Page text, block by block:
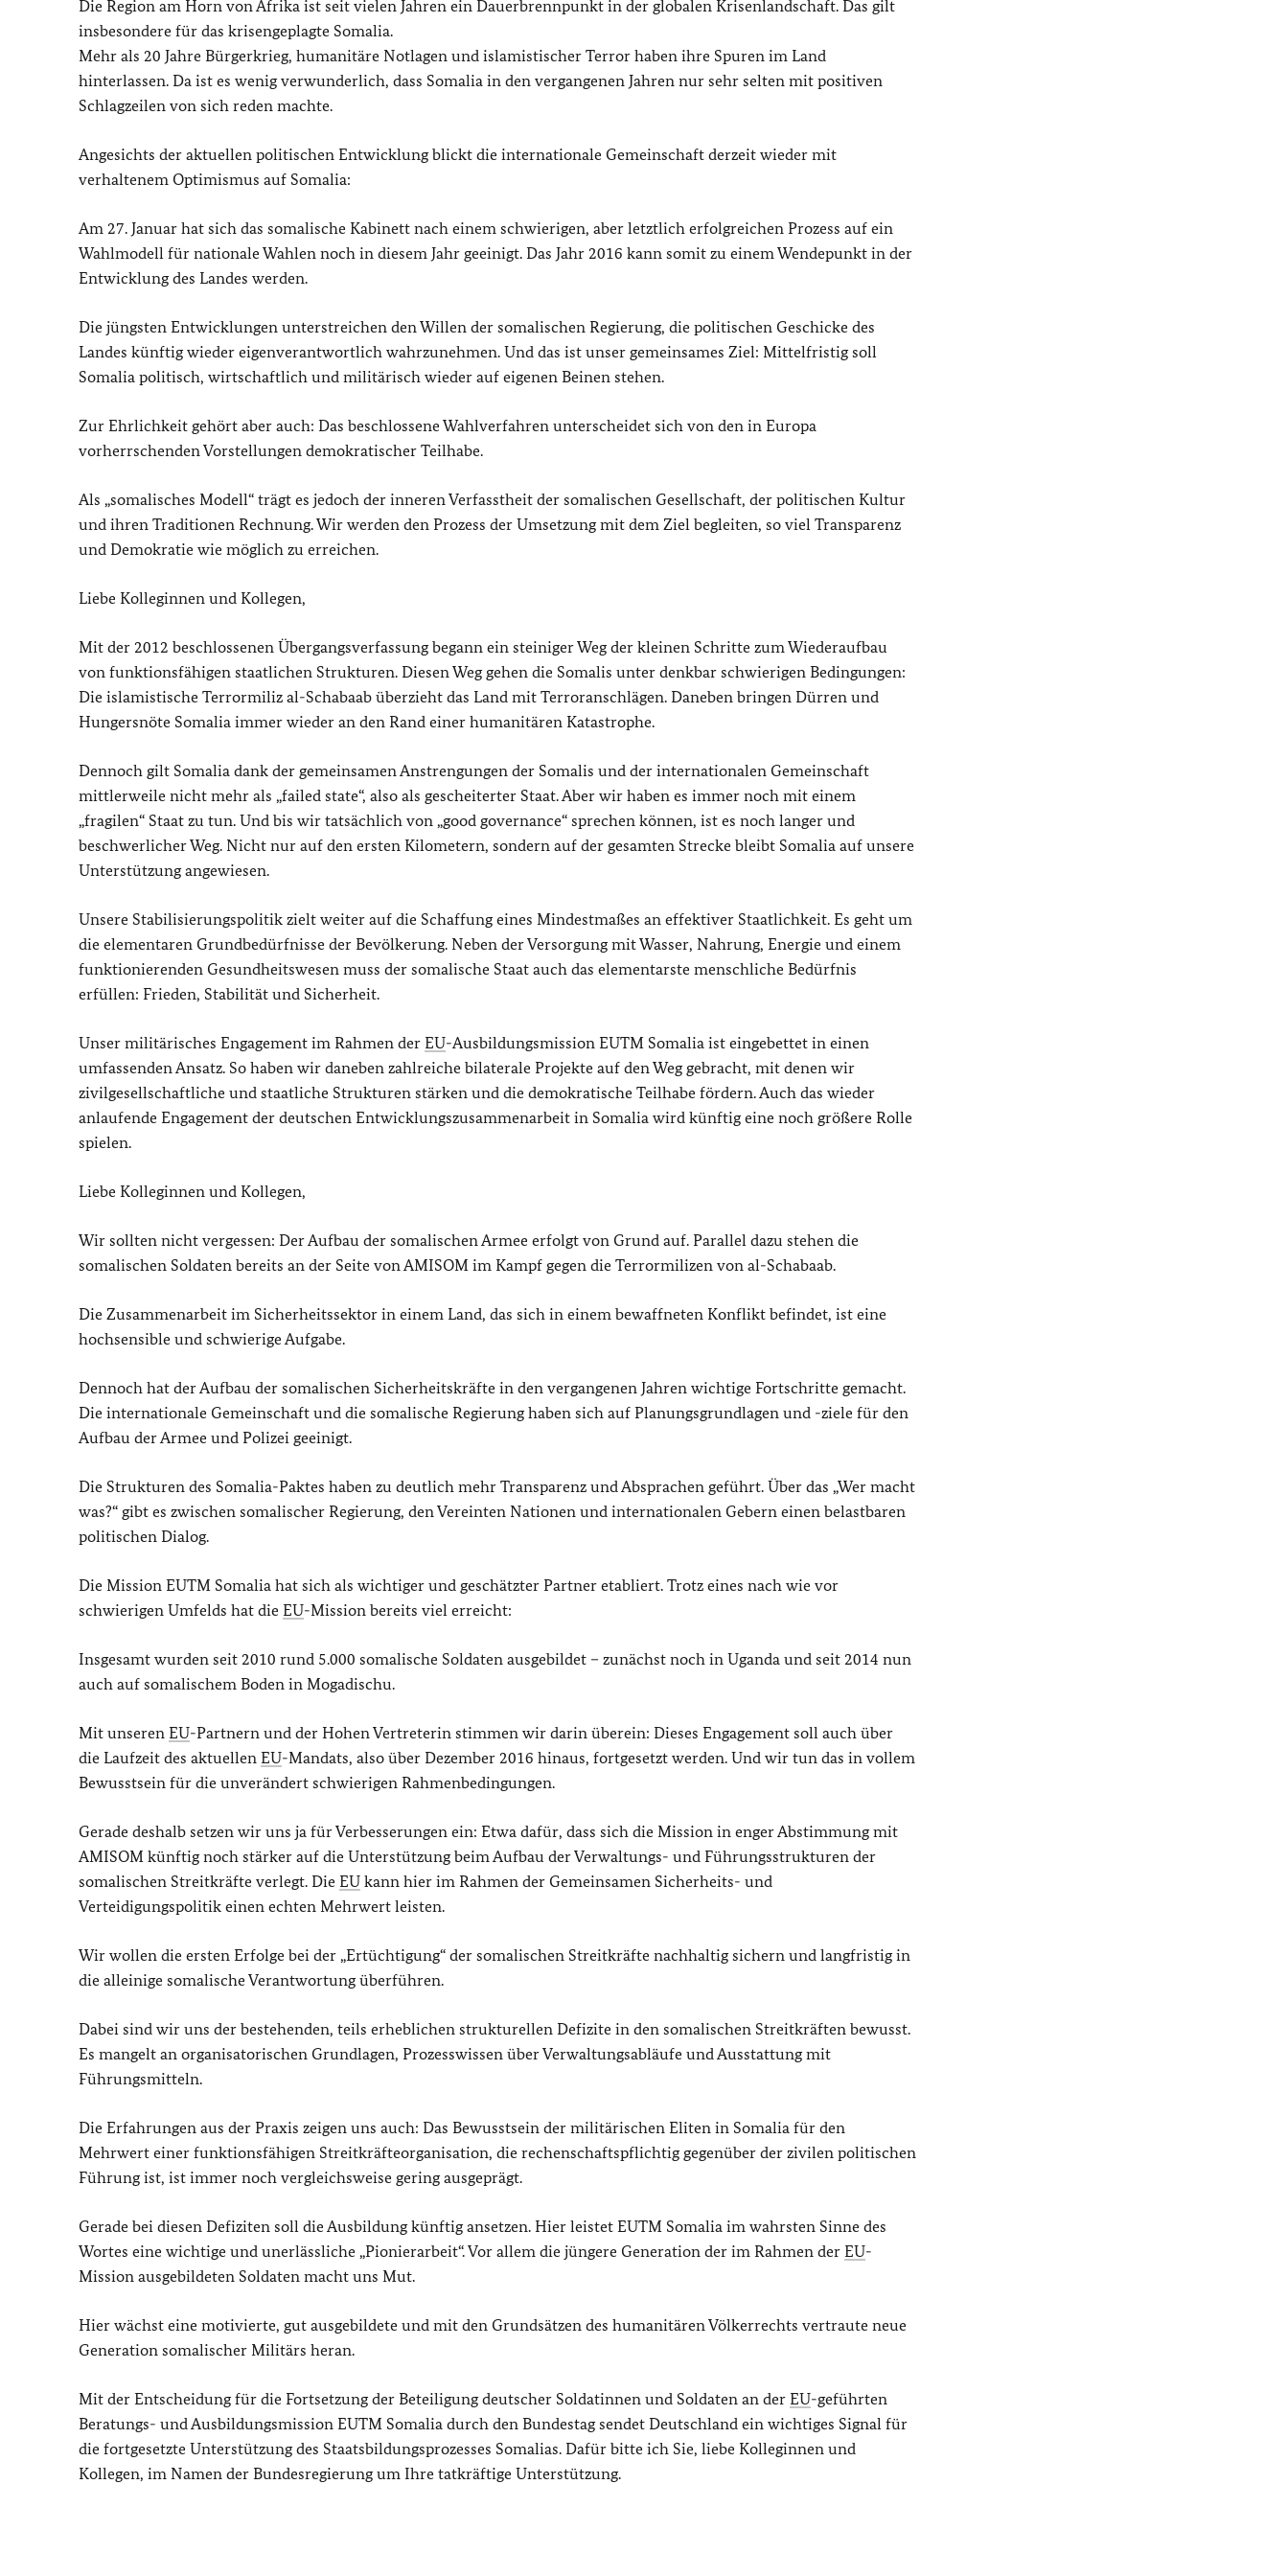
Die Region am Horn von Afrika ist seit vielen Jahren ein Dauerbrennpunkt in der globalen Krisenlandschaft. Das gilt
insbesondere für das krisengeplagte Somalia.
Mehr als 20 Jahre Bürgerkrieg, humanitäre Notlagen und islamistischer Terror haben ihre Spuren im Land
hinterlassen. Da ist es wenig verwunderlich, dass Somalia in den vergangenen Jahren nur sehr selten mit positiven
Schlagzeilen von sich reden machte.
Angesichts der aktuellen politischen Entwicklung blickt die internationale Gemeinschaft derzeit wieder mit
verhaltenem Optimismus auf Somalia:
Am 27. Januar hat sich das somalische Kabinett nach einem schwierigen, aber letztlich erfolgreichen Prozess auf ein
Wahlmodell für nationale Wahlen noch in diesem Jahr geeinigt. Das Jahr 2016 kann somit zu einem Wendepunkt in der
Entwicklung des Landes werden.
Die jüngsten Entwicklungen unterstreichen den Willen der somalischen Regierung, die politischen Geschicke des
Landes künftig wieder eigenverantwortlich wahrzunehmen. Und das ist unser gemeinsames Ziel: Mittelfristig soll
Somalia politisch, wirtschaftlich und militärisch wieder auf eigenen Beinen stehen.
Zur Ehrlichkeit gehört aber auch: Das beschlossene Wahlverfahren unterscheidet sich von den in Europa
vorherrschenden Vorstellungen demokratischer Teilhabe.
Als „somalisches Modell“ trägt es jedoch der inneren Verfasstheit der somalischen Gesellschaft, der politischen Kultur
und ihren Traditionen Rechnung. Wir werden den Prozess der Umsetzung mit dem Ziel begleiten, so viel Transparenz
und Demokratie wie möglich zu erreichen.
Liebe Kolleginnen und Kollegen,
Mit der 2012 beschlossenen Übergangsverfassung begann ein steiniger Weg der kleinen Schritte zum Wiederaufbau
von funktionsfähigen staatlichen Strukturen. Diesen Weg gehen die Somalis unter denkbar schwierigen Bedingungen:
Die islamistische Terrormiliz al-Schabaab überzieht das Land mit Terroranschlägen. Daneben bringen Dürren und
Hungersnöte Somalia immer wieder an den Rand einer humanitären Katastrophe.
Dennoch gilt Somalia dank der gemeinsamen Anstrengungen der Somalis und der internationalen Gemeinschaft
mittlerweile nicht mehr als „failed state“, also als gescheiterter Staat. Aber wir haben es immer noch mit einem
„fragilen“ Staat zu tun. Und bis wir tatsächlich von „good governance“ sprechen können, ist es noch langer und
beschwerlicher Weg. Nicht nur auf den ersten Kilometern, sondern auf der gesamten Strecke bleibt Somalia auf unsere
Unterstützung angewiesen.
Unsere Stabilisierungspolitik zielt weiter auf die Schaffung eines Mindestmaßes an effektiver Staatlichkeit. Es geht um
die elementaren Grundbedürfnisse der Bevölkerung. Neben der Versorgung mit Wasser, Nahrung, Energie und einem
funktionierenden Gesundheitswesen muss der somalische Staat auch das elementarste menschliche Bedürfnis
erfüllen: Frieden, Stabilität und Sicherheit.
Unser militärisches Engagement im Rahmen der EU-Ausbildungsmission EUTM Somalia ist eingebettet in einen
umfassenden Ansatz. So haben wir daneben zahlreiche bilaterale Projekte auf den Weg gebracht, mit denen wir
zivilgesellschaftliche und staatliche Strukturen stärken und die demokratische Teilhabe fördern. Auch das wieder
anlaufende Engagement der deutschen Entwicklungszusammenarbeit in Somalia wird künftig eine noch größere Rolle
spielen.
Liebe Kolleginnen und Kollegen,
Wir sollten nicht vergessen: Der Aufbau der somalischen Armee erfolgt von Grund auf. Parallel dazu stehen die
somalischen Soldaten bereits an der Seite von AMISOM im Kampf gegen die Terrormilizen von al-Schabaab.
Die Zusammenarbeit im Sicherheitssektor in einem Land, das sich in einem bewaffneten Konflikt befindet, ist eine
hochsensible und schwierige Aufgabe.
Dennoch hat der Aufbau der somalischen Sicherheitskräfte in den vergangenen Jahren wichtige Fortschritte gemacht.
Die internationale Gemeinschaft und die somalische Regierung haben sich auf Planungsgrundlagen und -ziele für den
Aufbau der Armee und Polizei geeinigt.
Die Strukturen des Somalia-Paktes haben zu deutlich mehr Transparenz und Absprachen geführt. Über das „Wer macht
was?“ gibt es zwischen somalischer Regierung, den Vereinten Nationen und internationalen Gebern einen belastbaren
politischen Dialog.
Die Mission EUTM Somalia hat sich als wichtiger und geschätzter Partner etabliert. Trotz eines nach wie vor
schwierigen Umfelds hat die EU-Mission bereits viel erreicht:
Insgesamt wurden seit 2010 rund 5.000 somalische Soldaten ausgebildet – zunächst noch in Uganda und seit 2014 nun
auch auf somalischem Boden in Mogadischu.
Mit unseren EU-Partnern und der Hohen Vertreterin stimmen wir darin überein: Dieses Engagement soll auch über
die Laufzeit des aktuellen EU-Mandats, also über Dezember 2016 hinaus, fortgesetzt werden. Und wir tun das in vollem
Bewusstsein für die unverändert schwierigen Rahmenbedingungen.
Gerade deshalb setzen wir uns ja für Verbesserungen ein: Etwa dafür, dass sich die Mission in enger Abstimmung mit
AMISOM künftig noch stärker auf die Unterstützung beim Aufbau der Verwaltungs- und Führungsstrukturen der
somalischen Streitkräfte verlegt. Die EU kann hier im Rahmen der Gemeinsamen Sicherheits- und
Verteidigungspolitik einen echten Mehrwert leisten.
Wir wollen die ersten Erfolge bei der „Ertüchtigung“ der somalischen Streitkräfte nachhaltig sichern und langfristig in
die alleinige somalische Verantwortung überführen.
Dabei sind wir uns der bestehenden, teils erheblichen strukturellen Defizite in den somalischen Streitkräften bewusst.
Es mangelt an organisatorischen Grundlagen, Prozesswissen über Verwaltungsabläufe und Ausstattung mit
Führungsmitteln.
Die Erfahrungen aus der Praxis zeigen uns auch: Das Bewusstsein der militärischen Eliten in Somalia für den
Mehrwert einer funktionsfähigen Streitkräfteorganisation, die rechenschaftspflichtig gegenüber der zivilen politischen
Führung ist, ist immer noch vergleichsweise gering ausgeprägt.
Gerade bei diesen Defiziten soll die Ausbildung künftig ansetzen. Hier leistet EUTM Somalia im wahrsten Sinne des
Wortes eine wichtige und unerlässliche „Pionierarbeit“. Vor allem die jüngere Generation der im Rahmen der EU-
Mission ausgebildeten Soldaten macht uns Mut.
Hier wächst eine motivierte, gut ausgebildete und mit den Grundsätzen des humanitären Völkerrechts vertraute neue
Generation somalischer Militärs heran.
Mit der Entscheidung für die Fortsetzung der Beteiligung deutscher Soldatinnen und Soldaten an der EU-geführten
Beratungs- und Ausbildungsmission EUTM Somalia durch den Bundestag sendet Deutschland ein wichtiges Signal für
die fortgesetzte Unterstützung des Staatsbildungsprozesses Somalias. Dafür bitte ich Sie, liebe Kolleginnen und
Kollegen, im Namen der Bundesregierung um Ihre tatkräftige Unterstützung.